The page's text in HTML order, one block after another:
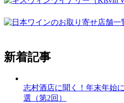
新着記事
志村酒店に聞く！年末年始
選（第2回）